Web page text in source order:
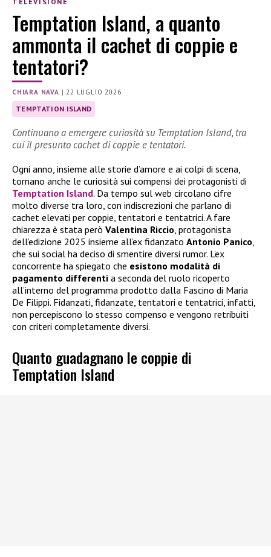
Temptation Island, a quanto
ammonta il cachet di coppie e
tentatori?
CHIARA NAVA | 22 LUGLIO 2026
TEMPTATION ISLAND
Continuano a emergere curiosità su Temptation Island, tra
cui il presunto cachet di coppie e tentatori.
Ogni anno, insieme alle storie d’amore e ai colpi di scena,
tornano anche le curiosità sui compensi dei protagonisti di
Temptation Island. Da tempo sul web circolano cifre
molto diverse tra loro, con indiscrezioni che parlano di
cachet elevati per coppie, tentatori e tentatrici. A fare
chiarezza è stata però Valentina Riccio, protagonista
dell’edizione 2025 insieme all’ex fidanzato Antonio Panico,
che sui social ha deciso di smentire diversi rumor. L’ex
concorrente ha spiegato che esistono modalità di
pagamento differenti a seconda del ruolo ricoperto
all’interno del programma prodotto dalla Fascino di Maria
De Filippi. Fidanzati, fidanzate, tentatori e tentatrici, infatti,
non percepiscono lo stesso compenso e vengono retribuiti
con criteri completamente diversi.
Quanto guadagnano le coppie di
Temptation Island